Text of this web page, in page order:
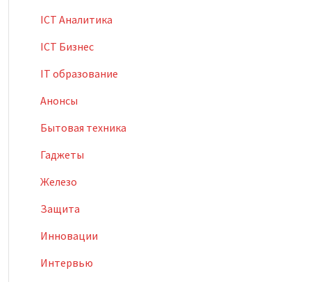
ICT Аналитика
ICT Бизнес
IT образование
Анонсы
Бытовая техника
Гаджеты
Железо
Защита
Инновации
Интервью